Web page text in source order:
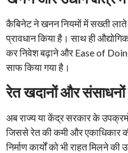
कैबिनेट ने खनन नियमों में सख्ती
प्रावधान किया है। साथ ही
कर निवेश बढ़ाने और Ease of
साफ किया गया है।
रेत खदानों और
अब राज्य या केंद्र सरकार के
जिससे रेत की कमी और एकाधिकार
निर्माण कार्यों को भी राहत मिलने की